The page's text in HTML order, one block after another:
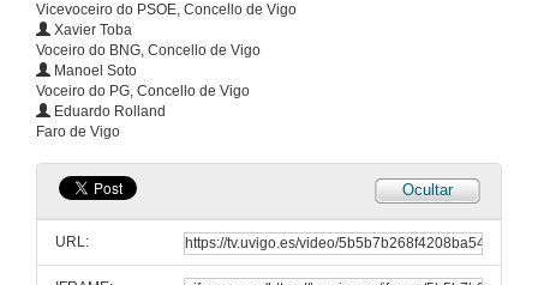
Vicevoceiro do PSOE, Concello de Vigo
Xavier Toba
Voceiro do BNG, Concello de Vigo
Manoel Soto
Voceiro do PG, Concello de Vigo
Eduardo Rolland
Faro de Vigo
Ocultar
URL:
23 de mar. de 2006
23 de mar. de 2006